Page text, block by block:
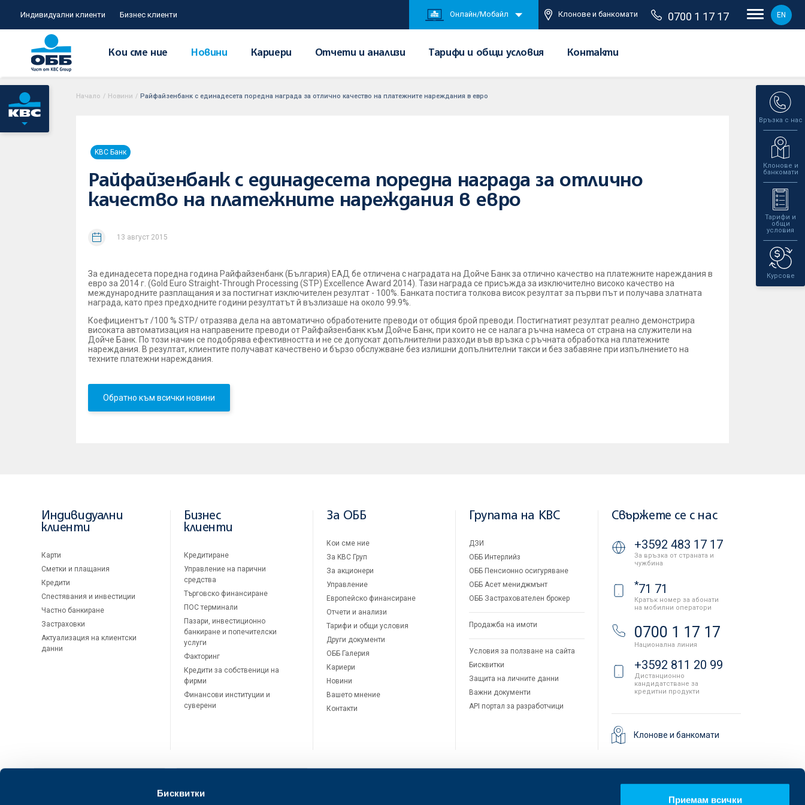
Бисквитки
Приемам всички
Индивидуални клиенти Бизнес клиенти Онлайн/Мобайл Клонове и банкомати 0700 1 17 17 EN
Кои сме ние Новини Кариери Отчети и анализи Тарифи и общи условия Контакти
Връзка с нас
Клонове и
банкомати
Тарифи и
общи
условия
Курсове
Начало / Новини / Райфайзенбанк с единадесета поредна награда за отлично качество на платежните нареждания в евро
KBC Банк
Райфайзенбанк с единадесета поредна награда за отлично
качество на платежните нареждания в евро
13 август 2015
За единадесета поредна година Райфайзенбанк (България) ЕАД бе отличена с наградата на Дойче Банк за отлично качество на платежните нареждания в
евро за 2014 г. (Gold Euro Straight-Through Processing (STP) Excellence Award 2014). Тази награда се присъжда за изключително високо качество на
международните разплащания и за постигнат изключителен резултат - 100%. Банката постига толкова висок резултат за първи път и получава златната
награда, като през предходните години резултатът й възлизаше на около 99.9%.
Коефициентът /100 % STP/ отразява дела на автоматично обработените преводи от общия брой преводи. Постигнатият резултат реално демонстрира
високата автоматизация на направените преводи от Райфайзенбанк към Дойче Банк, при които не се налага ръчна намеса от страна на служители на
Дойче Банк. По този начин се подобрява ефективността и не се допускат допълнителни разходи във връзка с ръчната обработка на платежните
нареждания. В резултат, клиентите получават качествено и бързо обслужване без излишни допълнителни такси и без забавяне при изпълнението на
техните платежни нареждания.
Обратно към всички новини
Индивидуални
клиенти
Карти
Сметки и плащания
Кредити
Спестявания и инвестиции
Частно банкиране
Застраховки
Актуализация на клиентски
данни
Бизнес
клиенти
Кредитиране
Управление на парични
средства
Търговско финансиране
ПОС терминали
Пазари, инвестиционно
банкиране и попечителски
услуги
Факторинг
Кредити за собственици на
фирми
Финансови институции и
суверени
За ОББ
Кои сме ние
За KBC Груп
За акционери
Управление
Европейско финансиране
Отчети и анализи
Тарифи и общи условия
Други документи
ОББ Галерия
Кариери
Новини
Вашето мнение
Контакти
Групата на KBC
ДЗИ
ОББ Интерлийз
ОББ Пенсионно осигуряване
ОББ Асет мениджмънт
ОББ Застрахователен брокер
Продажба на имоти
Условия за ползване на сайта
Бисквитки
Защита на личните данни
Важни документи
API портал за разработчици
Свържете се с нас
+3592 483 17 17
За връзка от страната и
чужбина
*71 71
Кратък номер за абонати
на мобилни оператори
0700 1 17 17
Национална линия
+3592 811 20 99
Дистанционно
кандидатстване за
кредитни продукти
Клонове и банкомати